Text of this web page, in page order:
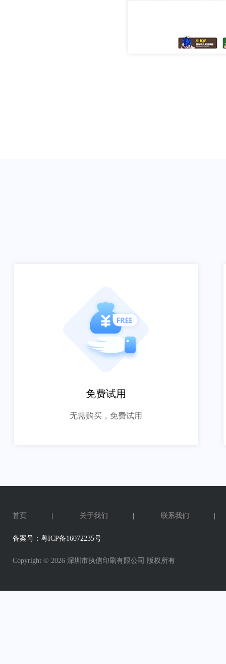
免费试用
无需购买，免费试用
首页 关于我们 联系我们
备案号：粤ICP备16072235号
Copyright © 2026 深圳市执信印刷有限公司 版权所有